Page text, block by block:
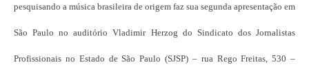
pesquisando a música brasileira de origem faz sua segunda apresentação em
São Paulo no auditório Vladimir Herzog do Sindicato dos Jornalistas
Profissionais no Estado de São Paulo (SJSP) – rua Rego Freitas, 530 –